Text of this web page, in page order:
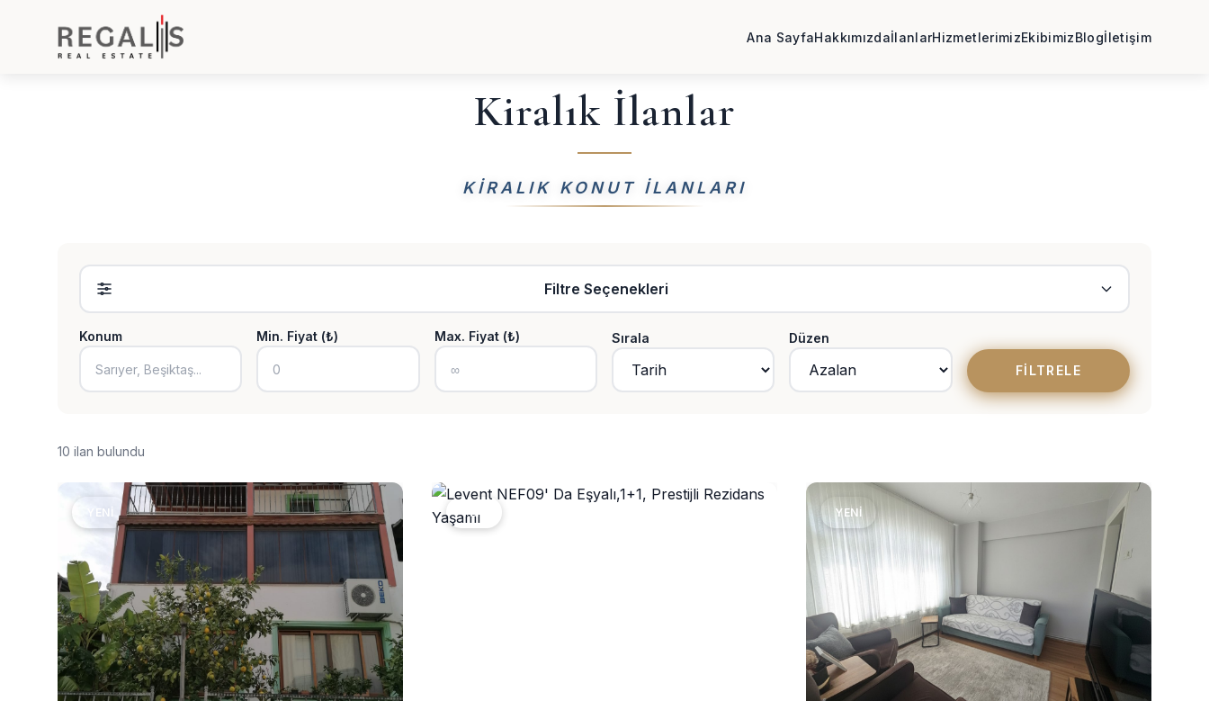
Ana SayfaHakkımızdaİlanlarHizmetlerimizEkibimizBlogİletişim
Kiralık İlanlar
KIRALIK KONUT ILANLARI
Filtre Seçenekleri
Konum Min. Fiyat (₺) Max. Fiyat (₺) Sırala Düzen
FILTRELE
10 ilan bulundu
YENI YENI YENI